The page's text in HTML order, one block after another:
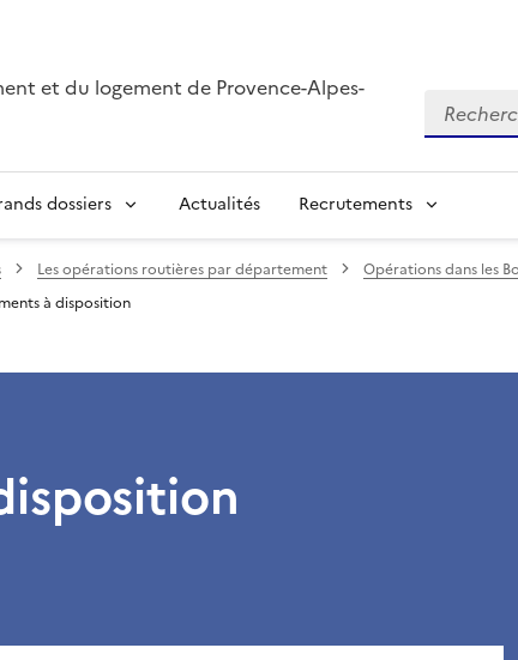
et du logement de Provence-Alpes-
Recherche
dossiers Actualités Recrutements
Les opérations routières par département Opérations dans les
à disposition